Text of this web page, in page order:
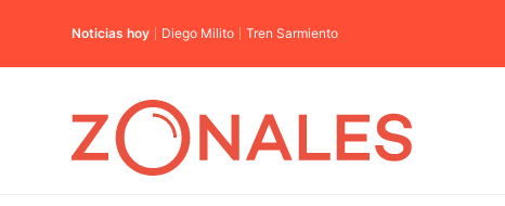
Noticias hoy Diego Milito Tren Sarmiento